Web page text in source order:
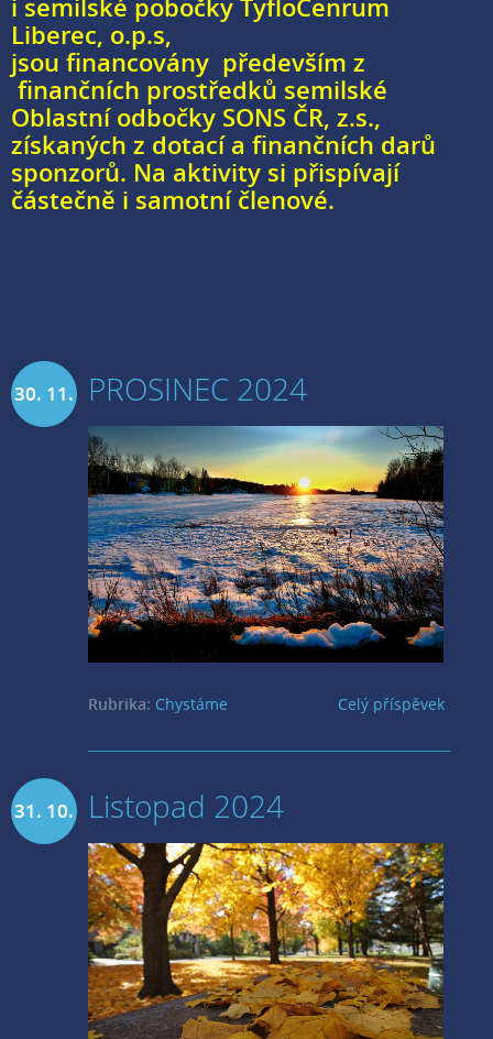
i semilské pobočky TyfloCenrum
Liberec, o.p.s,
jsou financovány především z
finančních prostředků semilské
Oblastní odbočky SONS ČR, z.s.,
získaných z dotací a finančních darů
sponzorů. Na aktivity si přispívají
částečně i samotní členové.
30. 11. PROSINEC 2024
Celý příspěvek
Rubrika: Chystáme
31. 10. Listopad 2024